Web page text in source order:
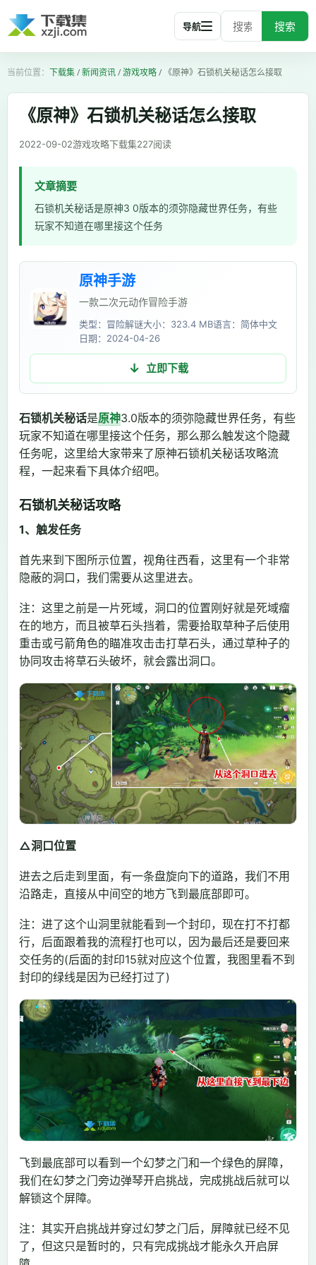
搜索
导航
下载集/新闻资讯/游戏攻略/ 《原神》石锁机关秘话怎么接取
《原神》石锁机关秘话怎么接取
2022-09-02游戏攻略下载集227阅读
文章摘要
石锁机关秘话是原神3 0版本的须弥隐藏世界任务，有些
玩家不知道在哪里接这个任务
原神手游
一款二次元动作冒险手游
类型：冒险解谜大小：323.4 MB语言：简体中文
日期：2024-04-26
立即下载
石锁机关秘话是原神3.0版本的须弥隐藏世界任务，有些
玩家不知道在哪里接这个任务，那么那么触发这个隐藏
任务呢，这里给大家带来了原神石锁机关秘话攻略流
程，一起来看下具体介绍吧。
石锁机关秘话攻略
1、触发任务
首先来到下图所示位置，视角往西看，这里有一个非常
隐蔽的洞口，我们需要从这里进去。
注：这里之前是一片死域，洞口的位置刚好就是死域瘤
在的地方，而且被草石头挡着，需要拾取草种子后使用
重击或弓箭角色的瞄准攻击击打草石头，通过草种子的
协同攻击将草石头破坏，就会露出洞口。
△洞口位置
进去之后走到里面，有一条盘旋向下的道路，我们不用
沿路走，直接从中间空的地方飞到最底部即可。
注：进了这个山洞里就能看到一个封印，现在打不打都
行，后面跟着我的流程打也可以，因为最后还是要回来
交任务的(后面的封印15就对应这个位置，我图里看不到
封印的绿线是因为已经打过了)
飞到最底部可以看到一个幻梦之门和一个绿色的屏障，
我们在幻梦之门旁边弹琴开启挑战，完成挑战后就可以
解锁这个屏障。
注：其实开启挑战并穿过幻梦之门后，屏障就已经不见
了，但这只是暂时的，只有完成挑战才能永久开启屏